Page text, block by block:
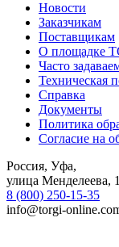
Новости
Заказчикам
Поставщикам
О площадке
Часто
Техническая
Справка
Документы
Политика
Согласие на
Россия, Уфа,
улица Менделеева,
8 (800) 250-15-35
info@torgi-